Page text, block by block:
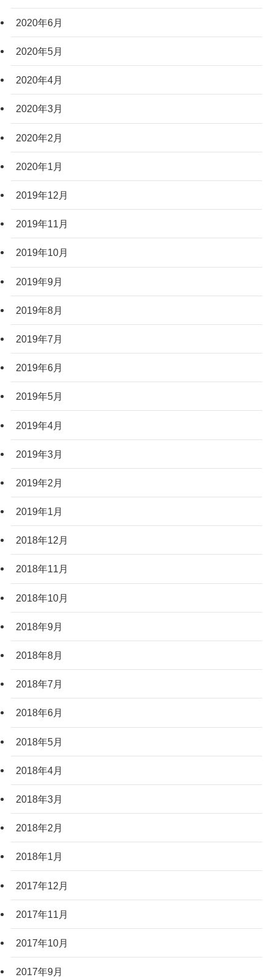
2020年6月
2020年5月
2020年4月
2020年3月
2020年2月
2020年1月
2019年12月
2019年11月
2019年10月
2019年9月
2019年8月
2019年7月
2019年6月
2019年5月
2019年4月
2019年3月
2019年2月
2019年1月
2018年12月
2018年11月
2018年10月
2018年9月
2018年8月
2018年7月
2018年6月
2018年5月
2018年4月
2018年3月
2018年2月
2018年1月
2017年12月
2017年11月
2017年10月
2017年9月